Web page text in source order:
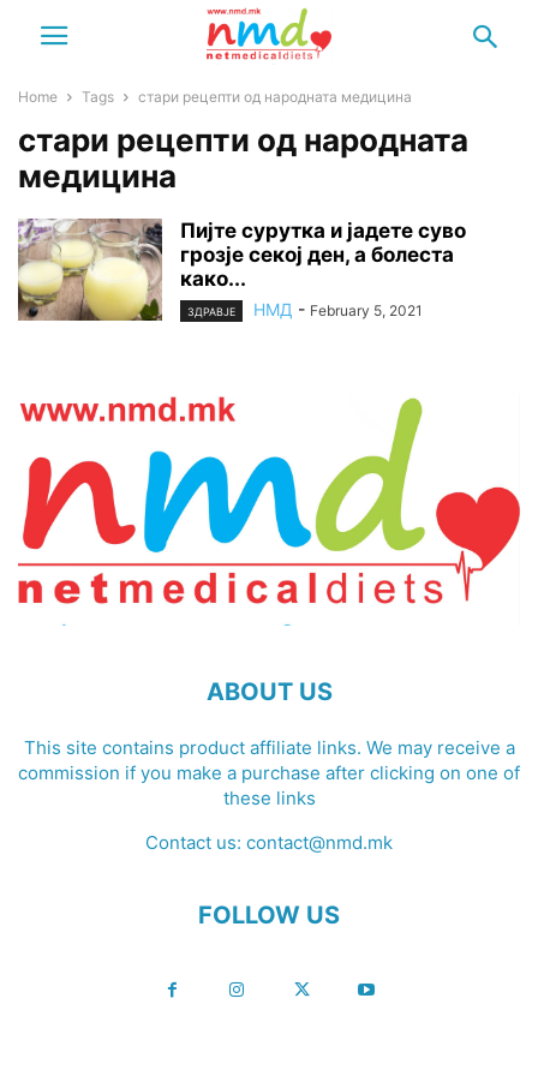
Home Tags стари рецепти од народната медицина
стари рецепти од народната
медицина
Пијте сурутка и јадете суво
грозје секој ден, а болеста
како...
ЗДРАВЈЕ НМД - February 5, 2021
ABOUT US
This site contains product affiliate links. We may receive a
commission if you make a purchase after clicking on one of
these links
Contact us: contact@nmd.mk
FOLLOW US